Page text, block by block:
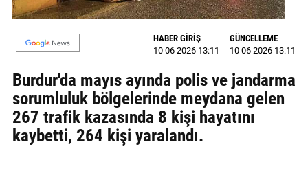
YAZARLAR
BİZE
Künye
İletişim
HABER GİRİŞ
10 06 2026 13:11
GÜNCELLEME
10 06 2026 13:11
Burdur'da mayıs ayında polis ve jandarma
sorumluluk bölgelerinde meydana gelen
267 trafik kazasında 8 kişi hayatını
kaybetti, 264 kişi yaralandı.